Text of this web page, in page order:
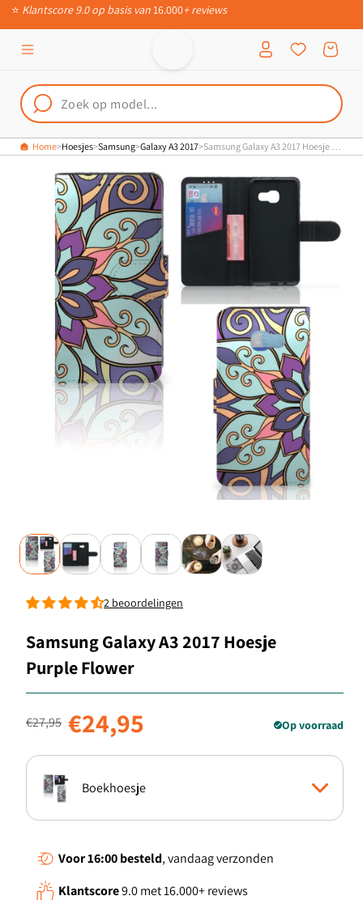
Meteen naar
Ruim 200.000 verschillende producten
Inloggen Winkelwagen
Home Hoesjes Samsung Galaxy A3 2017 Samsung Galaxy A3 2017 Hoesje Purple Flower
2 beoordelingen
Samsung Galaxy A3 2017 Hoesje
Purple Flower
Normale prijs
€27,95
Aanbiedingsprijs
€24,95 Op voorraad
Boekhoesje
TPU Hoesje
Voor 16:00besteld, vandaag verzonden
Klantscore9.0 met 16.000+ reviews